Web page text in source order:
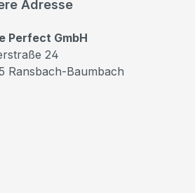
Adresse
Perfect GmbH
24
Ransbach-Baumbach